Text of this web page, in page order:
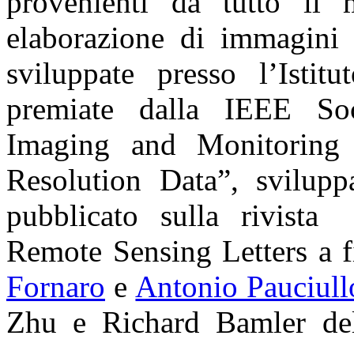
elaborazione di
sviluppate presso
premiate dalla IEEE
Imaging and
Resolution Data”,
pubblicato sulla rivista
Remote Sensing Letters
Fornaro e Antonio
Zhu e Richard Bamler